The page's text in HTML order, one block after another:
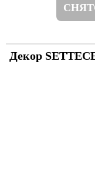
Декор